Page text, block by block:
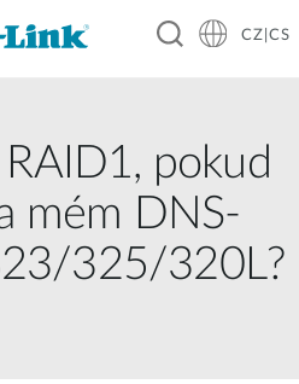
CZ|CS
pokud
mém DNS-
325/320L?